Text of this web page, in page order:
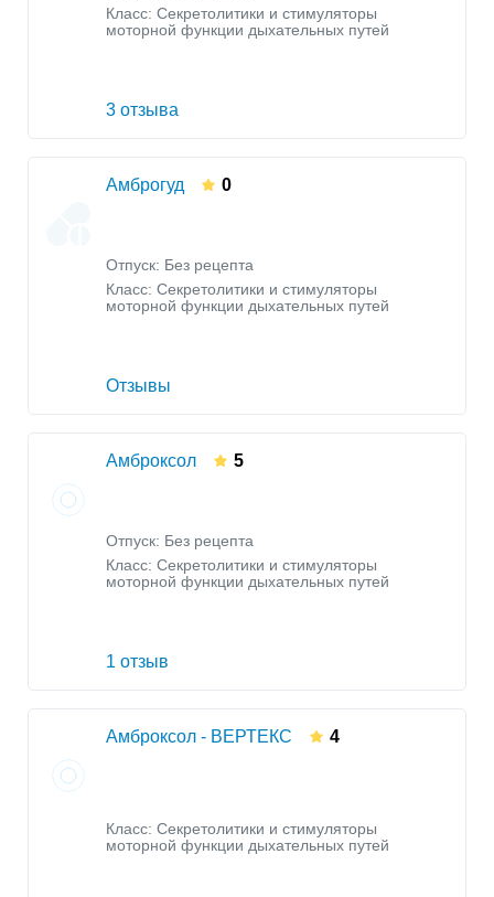
Класс: Секретолитики и стимуляторы
моторной функции дыхательных путей
3 отзыва
Амброгуд 0
Отпуск: Без рецепта
Класс: Секретолитики и стимуляторы
моторной функции дыхательных путей
Отзывы
Амброксол 5
Отпуск: Без рецепта
Класс: Секретолитики и стимуляторы
моторной функции дыхательных путей
1 отзыв
Амброксол - ВЕРТЕКС 4
Класс: Секретолитики и стимуляторы
моторной функции дыхательных путей